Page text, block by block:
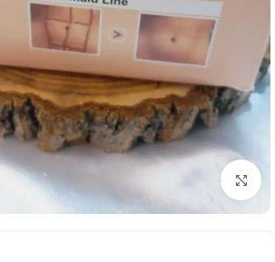
بزرگنمایی تصویر